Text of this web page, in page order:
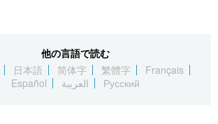
Русский
他の言語で読む
日本語 简体字 繁體字
Français
Español
العربية Русский